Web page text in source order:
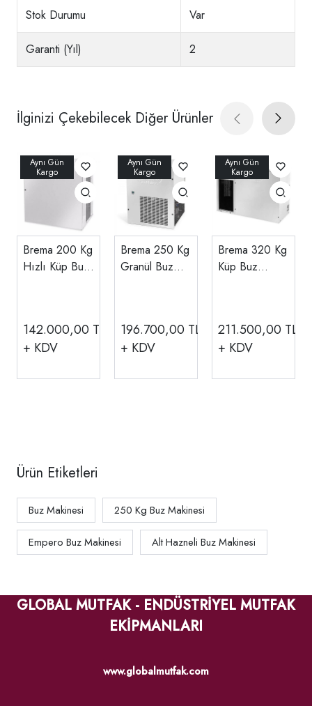
Stok Durumu Var
Garanti (Yıl) 2
İlginizi Çekebilecek Diğer Ürünler
Brema 200 Kg
Hızlı Küp Buz
142.000,00 TL
+ KDV
Brema 250 Kg
Granül Buz
196.700,00 TL
+ KDV
Brema 320 Kg
Küp Buz
211.500,00 TL
+ KDV
Ürün Etiketleri
Buz Makinesi 250 Kg Buz Makinesi
Empero Buz Makinesi Alt Hazneli Buz Makinesi
GLOBAL MUTFAK - ENDÜSTRİYEL MUTFAK
EKİPMANLARI
www.globalmutfak.com